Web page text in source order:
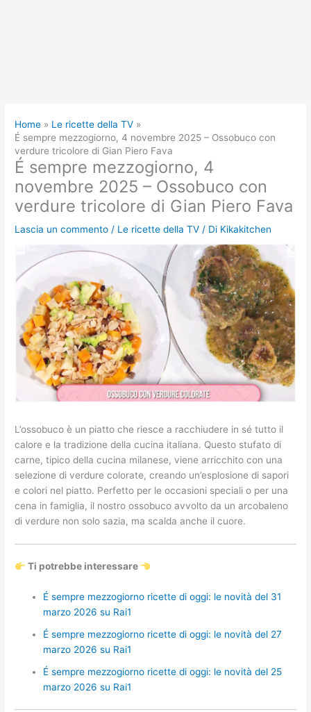
Home
Le ricette della TV
É sempre mezzogiorno, 4 novembre 2025 – Ossobuco con
verdure tricolore di Gian Piero Fava
É sempre mezzogiorno, 4
novembre 2025 – Ossobuco con
verdure tricolore di Gian Piero Fava
Lascia un commento / Le ricette della TV / Di Kikakitchen
L’ossobuco è un piatto che riesce a racchiudere in sé tutto il
calore e la tradizione della cucina italiana. Questo stufato di
carne, tipico della cucina milanese, viene arricchito con una
selezione di verdure colorate, creando un’esplosione di sapori
e colori nel piatto. Perfetto per le occasioni speciali o per una
cena in famiglia, il nostro ossobuco avvolto da un arcobaleno
di verdure non solo sazia, ma scalda anche il cuore.
Ti potrebbe interessare
É sempre mezzogiorno ricette di oggi: le novità del 31
marzo 2026 su Rai1
É sempre mezzogiorno ricette di oggi: le novità del 27
marzo 2026 su Rai1
É sempre mezzogiorno ricette di oggi: le novità del 25
marzo 2026 su Rai1